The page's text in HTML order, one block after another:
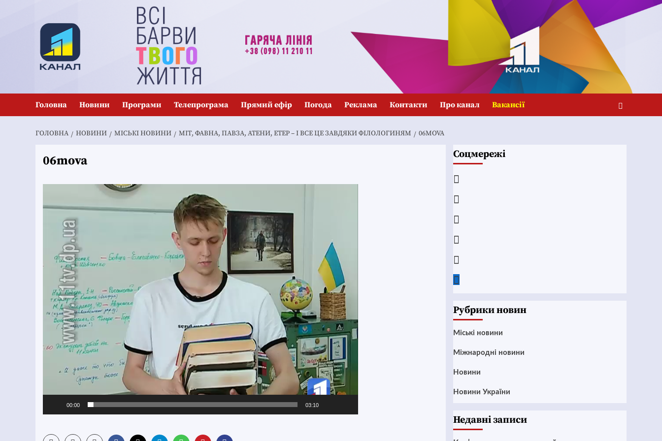
Головна Новини Програми Телепрограма Прямий ефір Погода Реклама Контакти Про канал Вакансії
ГОЛОВНА НОВИНИ MІСЬКІ НОВИНИ МІТ, ФАВНА, ПАВЗА, АТЕНИ, ЕТЕР – І ВСЕ ЦЕ ЗАВДЯКИ ФІЛОЛОГИНЯМ 06MOVA
06mova
Відеопрогравач
00:00 03:10
Соцмережі
Рубрики новин
Mіські новини
Міжнародні новини
Новини
Новини України
Недавні записи